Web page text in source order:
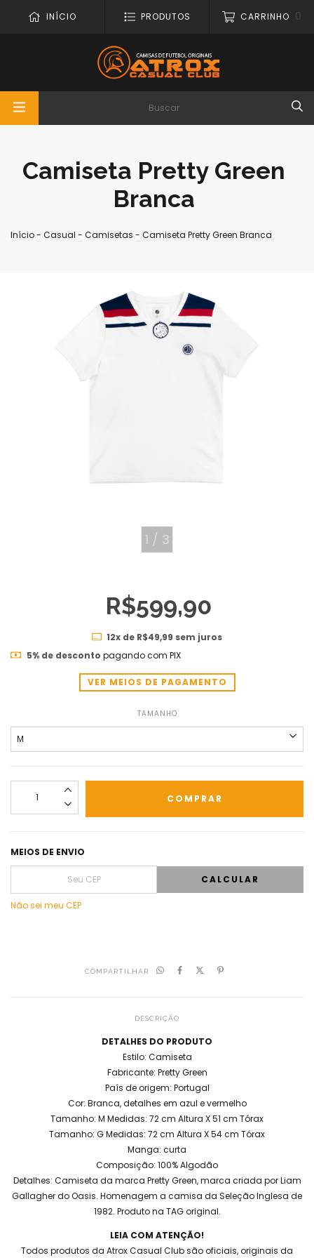
INÍCIO PRODUTOS CARRINHO 0
Camiseta Pretty Green
Branca
Início- Casual - Camisetas - Camiseta Pretty Green Branca
1 / 3
R$599,90
12x de R$49,99 sem juros
5% de desconto pagando com PIX
VER MEIOS DE PAGAMENTO
TAMANHO
MEIOS DE ENVIO
CALCULAR
Não sei meu CEP
COMPARTILHAR
DESCRIÇÃO
DETALHES DO PRODUTO
Estilo: Camiseta
Fabricante: Pretty Green
País de origem: Portugal
Cor: Branca, detalhes em azul e vermelho
Tamanho: M Medidas: 72 cm Altura X 51 cm Tórax
Tamanho: G Medidas: 72 cm Altura X 54 cm Tórax
Manga: curta
Composição: 100% Algodão
Detalhes: Camiseta da marca Pretty Green, marca criada por Liam
Gallagher do Oasis. Homenagem a camisa da Seleção Inglesa de
1982. Produto na TAG original.
LEIA COM ATENÇÃO!
Todos produtos da Atrox Casual Club são oficiais, originais da